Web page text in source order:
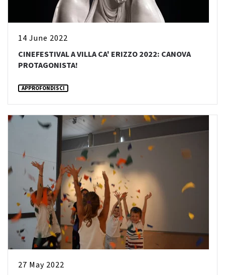
14 June 2022
CINEFESTIVAL A VILLA CA' ERIZZO 2022: CANOVA
PROTAGONISTA!
APPROFONDISCI
27 May 2022